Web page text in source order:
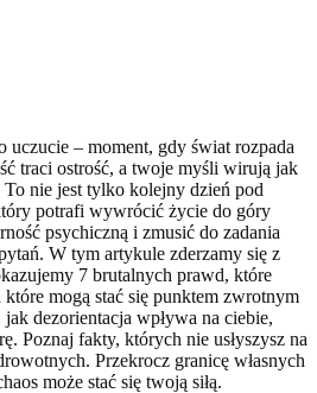
uczucie – moment, gdy świat rozpada
traci ostrość, a twoje myśli wirują jak
nie jest tylko kolejny dzień pod
potrafi wywrócić życie do góry
psychiczną i zmusić do zadania
W tym artykule zderzamy się z
7 brutalnych prawd, które
mogą stać się punktem zwrotnym
dezorientacja wpływa na ciebie,
Poznaj fakty, których nie usłyszysz na
Przekrocz granicę własnych
może stać się twoją siłą.